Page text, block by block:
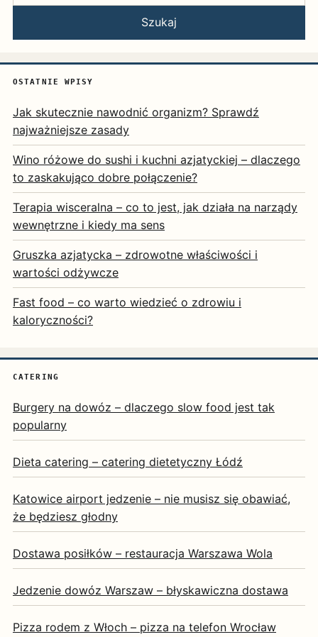
Szukaj
OSTATNIE WPISY
Jak skutecznie nawodnić organizm? Sprawdź
najważniejsze zasady
Wino różowe do sushi i kuchni azjatyckiej – dlaczego
to zaskakująco dobre połączenie?
Terapia wisceralna – co to jest, jak działa na narządy
wewnętrzne i kiedy ma sens
Gruszka azjatycka – zdrowotne właściwości i
wartości odżywcze
Fast food – co warto wiedzieć o zdrowiu i
kaloryczności?
CATERING
Burgery na dowóz – dlaczego slow food jest tak
popularny
Dieta catering – catering dietetyczny Łódź
Katowice airport jedzenie – nie musisz się obawiać,
że będziesz głodny
Dostawa posiłków – restauracja Warszawa Wola
Jedzenie dowóz Warszaw – błyskawiczna dostawa
Pizza rodem z Włoch – pizza na telefon Wrocław